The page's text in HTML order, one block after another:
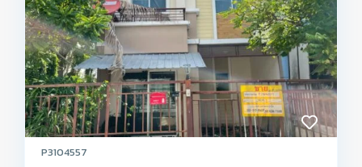
P3104557